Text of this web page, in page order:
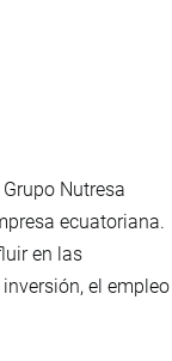
Nutresa
ecuatoriana.
en las
inversión, el empleo